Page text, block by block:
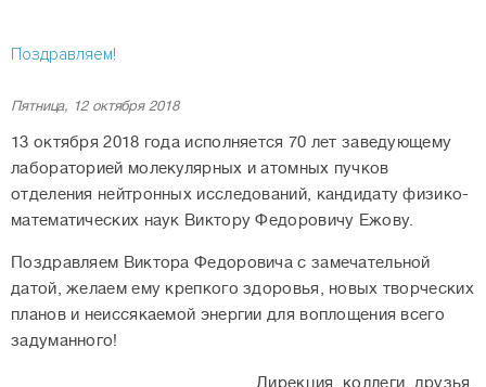
Поздравляем!
Пятница, 12 октября 2018
13 октября 2018 года исполняется 70 лет заведующему
лабораторией молекулярных и атомных пучков
отделения нейтронных исследований, кандидату физико-
математических наук Виктору Федоровичу Ежову.
Поздравляем Виктора Федоровича с замечательной
датой, желаем ему крепкого здоровья, новых творческих
планов и неиссякаемой энергии для воплощения всего
задуманного!